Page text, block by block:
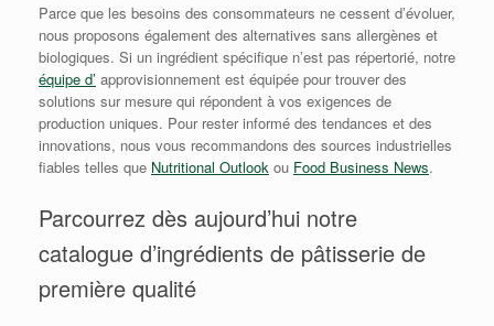
Parce que les besoins des consommateurs ne cessent d’évoluer,
nous proposons également des alternatives sans allergènes et
biologiques. Si un ingrédient spécifique n’est pas répertorié, notre
équipe d’ approvisionnement est équipée pour trouver des
solutions sur mesure qui répondent à vos exigences de
production uniques. Pour rester informé des tendances et des
innovations, nous vous recommandons des sources industrielles
fiables telles que Nutritional Outlook ou Food Business News.
Parcourrez dès aujourd’hui notre
catalogue d’ingrédients de pâtisserie de
première qualité